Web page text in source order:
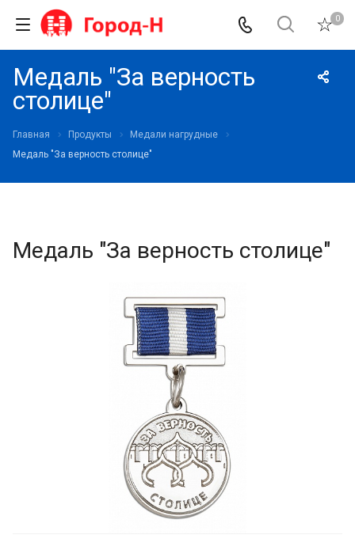
0
Медаль "За верность
столице"
Главная Продукты
Медали нагрудные
Медаль "За верность столице"
Медаль "За верность столице"